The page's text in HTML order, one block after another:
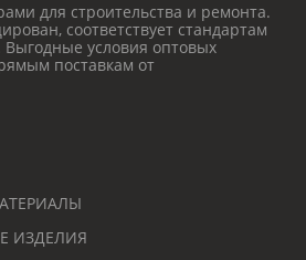
для строительства и ремонта.
соответствует стандартам
Выгодные условия оптовых
поставкам от
ИЗДЕЛИЯ